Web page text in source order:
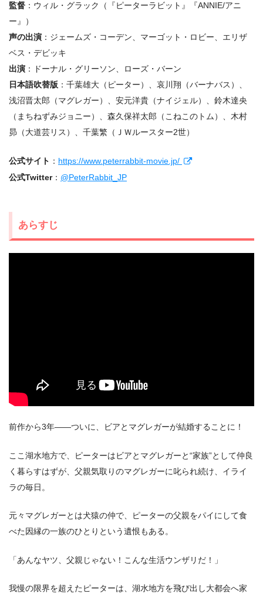
監督 ：ウィル・グラック（『ピーターラビット』『ANNIE/アニ
ー』）
声の出演 ：ジェームズ・コーデン、マーゴット・ロビー、エリザ
ベス・デビッキ
出演 ：ドーナル・グリーソン、ローズ・バーン
日本語吹替版 ：千葉雄⼤（ピーター）、哀川翔（バーナバス）、
浅沼晋太郎（マグレガー）、安元洋貴（ナイジェル）、鈴⽊達央
（まちねずみジョニー）、森久保祥太郎（こねこのトム）、⽊村
昴（⼤道芸リス）、千葉繁（ＪＷルースター2世）
公式サイト ： https://www.peterrabbit-movie.jp/
公式Twitter： @PeterRabbit_JP
あらすじ
前作から3年――ついに、ビアとマグレガーが結婚することに！
ここ湖水地方で、ピーターはビアとマグレガーと“家族”として仲良
く暮らすはずが、父親気取りのマグレガーに叱られ続け、イライ
ラの毎日。
元々マグレガーとは犬猿の仲で、ピーターの父親をパイにして食
べた因縁の一族のひとりという遺恨もある。
「あんなヤツ、父親じゃない！こんな生活ウンザリだ！」
我慢の限界を超えたピーターは、湖水地方を飛び出し大都会へ家